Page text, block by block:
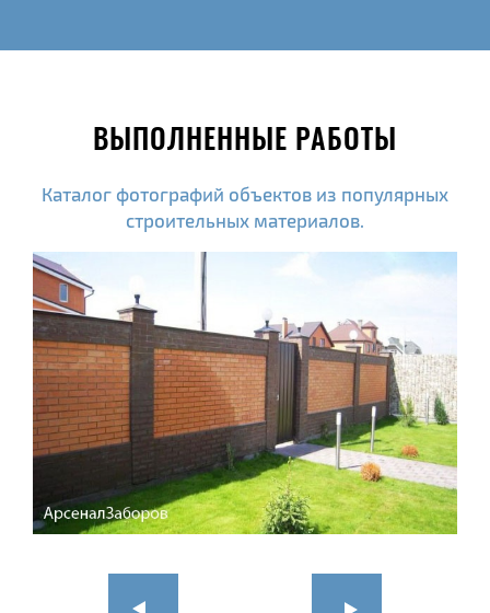
ВЫПОЛНЕННЫЕ РАБОТЫ
Каталог фотографий объектов из популярных
строительных материалов.